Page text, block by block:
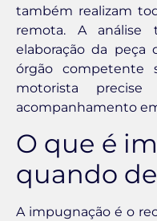
também realizam
remota. A análise
elaboração da peça
órgão competente
motorista
acompanhamento
O que é
quando
A impugnação é o